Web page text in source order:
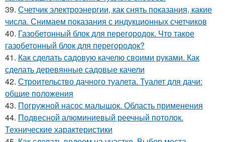
39. Счетчик электроэнергии, как снять показания, какие
числа. Снимаем показания с индукционных счетчиков
40. Газобетонный блок для перегородок. Что такое
газобетонный блок для перегородок?
41. Как сделать садовую качелю своими руками. Как
сделать деревянные садовые качели
42. Строительство дачного туалета. Туалет для дачи:
общие положения
43. Погружной насос малышок. Область применения
44. Подвесной алюминиевый реечный потолок.
Технические характеристики